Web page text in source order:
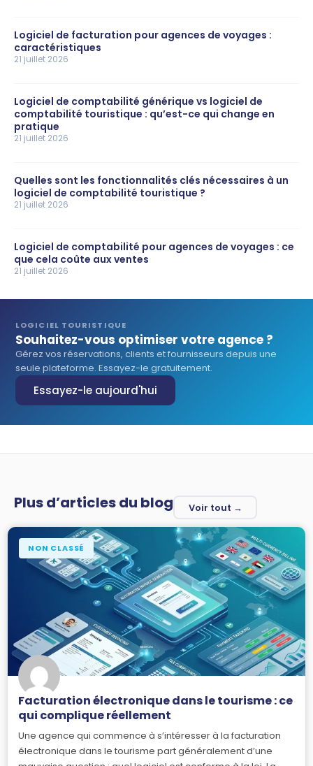
Logiciel de facturation pour agences de voyages :
caractéristiques
21 juillet 2026
Logiciel de comptabilité générique vs logiciel de
comptabilité touristique : qu’est-ce qui change en
pratique
21 juillet 2026
Quelles sont les fonctionnalités clés nécessaires à un
logiciel de comptabilité touristique ?
21 juillet 2026
Logiciel de comptabilité pour agences de voyages : ce
que cela coûte aux ventes
21 juillet 2026
LOGICIEL TOURISTIQUE
Souhaitez-vous optimiser votre agence ?
Gérez vos réservations, clients et fournisseurs depuis une
seule plateforme. Essayez-le gratuitement.
Essayez-le aujourd'hui
Plus d’articles du blog Voir tout →
NON CLASSÉ
Facturation électronique dans le tourisme : ce
qui complique réellement
Une agence qui commence à s’intéresser à la facturation
électronique dans le tourisme part généralement d’une